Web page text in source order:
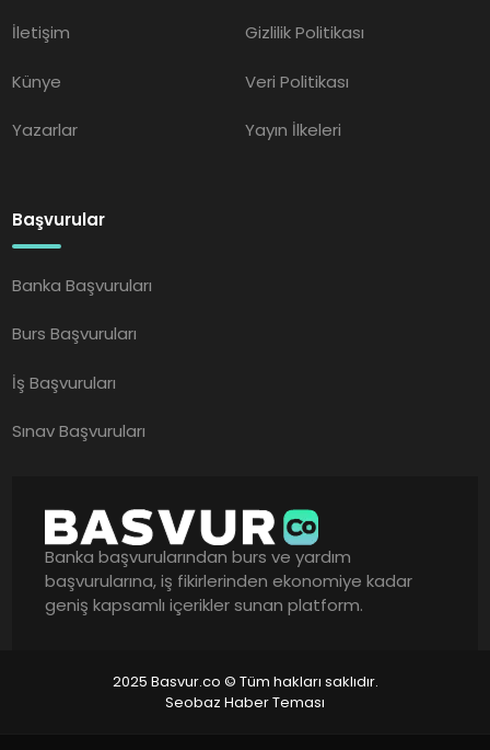
İletişim
Künye
Yazarlar
Gizlilik Politikası
Veri Politikası
Yayın İlkeleri
Başvurular
Banka Başvuruları
Burs Başvuruları
İş Başvuruları
Sınav Başvuruları
Banka başvurularından burs ve yardım
başvurularına, iş fikirlerinden ekonomiye kadar
geniş kapsamlı içerikler sunan platform.
2025 Basvur.co © Tüm hakları saklıdır.
Seobaz Haber Teması